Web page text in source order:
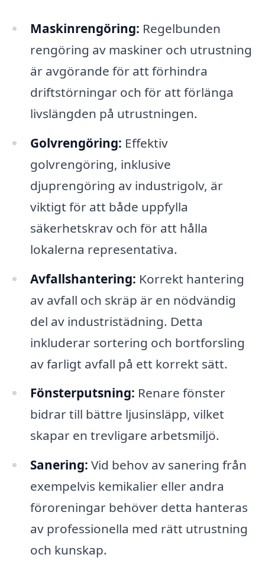
Maskinrengöring: Regelbunden
rengöring av maskiner och utrustning
är avgörande för att förhindra
driftstörningar och för att förlänga
livslängden på utrustningen.
Golvrengöring: Effektiv
golvrengöring, inklusive
djuprengöring av industrigolv, är
viktigt för att både uppfylla
säkerhetskrav och för att hålla
lokalerna representativa.
Avfallshantering: Korrekt hantering
av avfall och skräp är en nödvändig
del av industristädning. Detta
inkluderar sortering och bortforsling
av farligt avfall på ett korrekt sätt.
Fönsterputsning: Renare fönster
bidrar till bättre ljusinsläpp, vilket
skapar en trevligare arbetsmiljö.
Sanering: Vid behov av sanering från
exempelvis kemikalier eller andra
föroreningar behöver detta hanteras
av professionella med rätt utrustning
och kunskap.